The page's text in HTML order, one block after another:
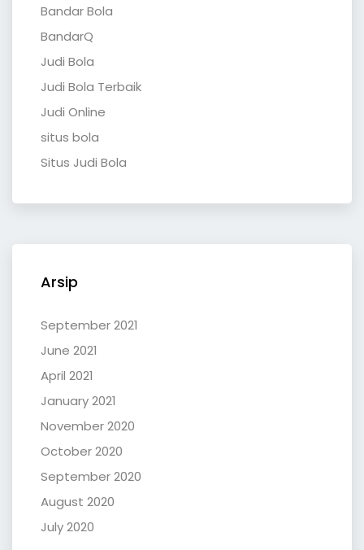
Bandar Bola
BandarQ
Judi Bola
Judi Bola Terbaik
Judi Online
situs bola
Situs Judi Bola
Arsip
September 2021
June 2021
April 2021
January 2021
November 2020
October 2020
September 2020
August 2020
July 2020